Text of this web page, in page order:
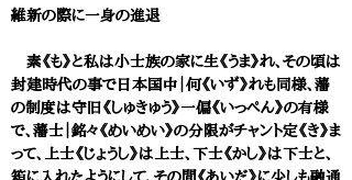
維新の際に一身の進退
素《も》と私は小士族の家に生《うま》れ、その頃は
封建時代の事で日本国中｜何《いず》れも同様、藩
の制度は守旧《しゅきゅう》一偏《いっぺん》の有様
で、藩士｜銘々《めいめい》の分限がチャント定《き》ま
って、上士《じょうし》は上士、下士《かし》は下士と、
箱に入れたようにして、その間《あいだ》に少しも融通